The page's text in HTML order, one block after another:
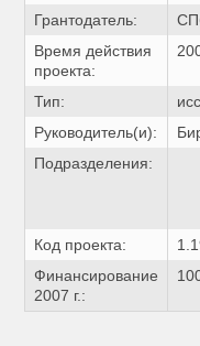
Грантодатель:
Время действия
проекта:
Тип:
Руководитель(и):
Подразделения:
Код проекта:
Финансирование
2007 г.: